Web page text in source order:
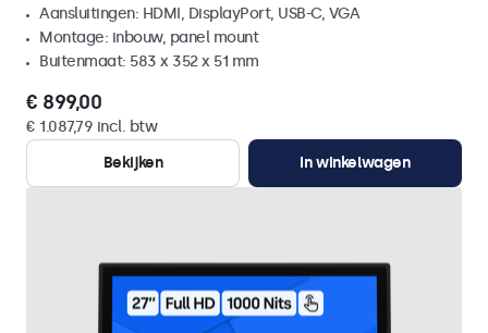
Aansluitingen: HDMI, DisplayPort, USB-C, VGA
Montage: inbouw, panel mount
Buitenmaat: 583 x 352 x 51 mm
€ 899,00
€ 1.087,79 incl. btw
Bekijken
In winkelwagen